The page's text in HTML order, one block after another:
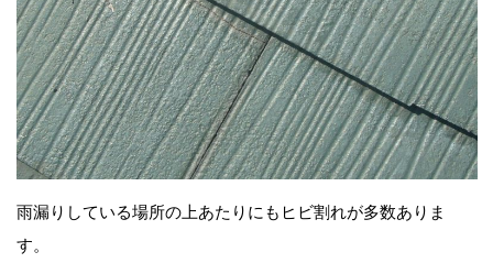
雨漏りしている場所の上あたりにもヒビ割れが多数ありま
す。